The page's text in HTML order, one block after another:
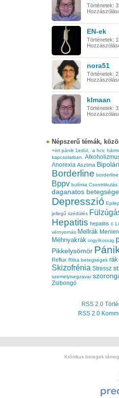
Történetek:
EN-ek
Történetek:
nora51
Történetek:
klmaan
Történetek:
Népszerű témák,
+int pánik 1edül..
a hcv.
kapcsolatban.
Anorexia Asztma
Borderline
Bppv bulímia Csontritkulás
daganatos
Depresszió
jellegű szédülés
Hepatitis hepatitis c
vérnyomás Mellrák
Méhnyakrák ongyilkossag
Pikkelysömör
Reflux Ritka betegségek rák
Skizofrénia Stressz
szemelyisegzavar
Zsibongó
RSS 2.0
RSS 2.0
Krónikus betegek